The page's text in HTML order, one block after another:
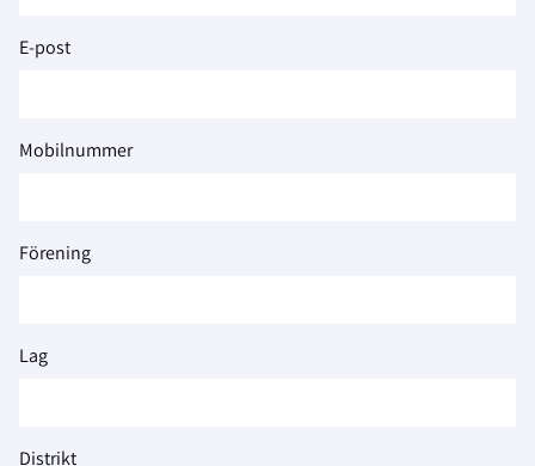
E-post
Mobilnummer
Förening
Lag
Distrikt